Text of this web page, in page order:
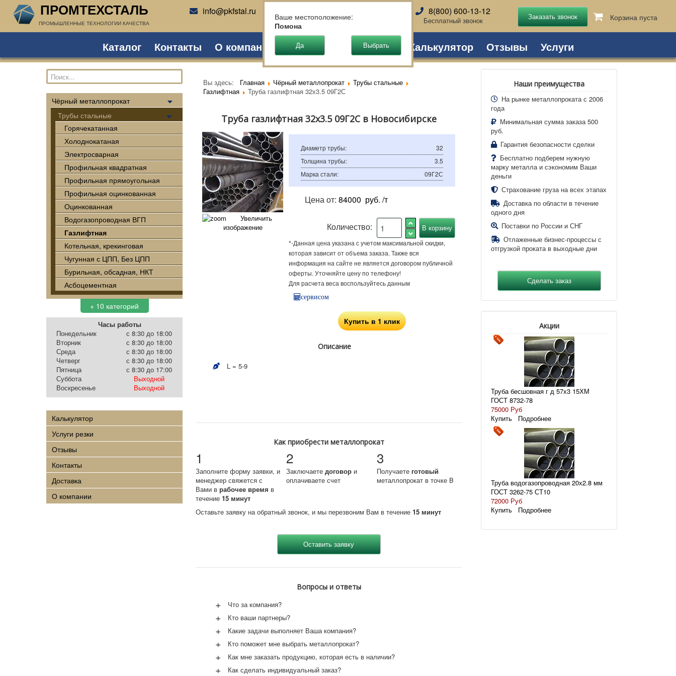
ПРОМТЕХСТАЛЬ
ПРОМЫШЛЕННЫЕ ТЕХНОЛОГИИ КАЧЕСТВА
info@pkfstal.ru 8(800) 600-13-12
Бесплатный звонок Корзина пуста
Каталог Контакты О компании Партнеры Доставка Калькулятор Отзывы Услуги
Чёрный металлопрокат
Трубы стальные
Горячекатанная
Холоднокатаная
Электросварная
Профильная квадратная
Профильная прямоугольная
Профильная оцинкованная
Оцинкованная
Водогазопроводная ВГП
Газлифтная
Котельная, крекинговая
Чугунная с ЦПП, Без ЦПП
Бурильная, обсадная, НКТ
Асбоцементная
+ 10 категорий
Часы работы
Понедельник
с 8:30 до 18:00
Вторник
с 8:30 до 18:00
Среда
с 8:30 до 18:00
Четверг
с 8:30 до 18:00
Пятница
с 8:30 до 17:00
Суббота
Выходной
Воскресенье
Выходной
Калькулятор
Услуги резки
Отзывы
Контакты
Доставка
О компании
Вы здесь: Главная Чёрный металлопрокат
Трубы стальные
Газлифтная
Труба газлифтная 32х3.5 09Г2С
Труба газлифтная 32х3.5 09Г2С в Новосибирске
Увеличить
изображение
Диаметр трубы:
32
Толщина трубы:
3.5
Марка стали: 09Г2С
Цена от: 84000 руб. /т
Количество:
*-Данная цена указана с учетом максимальной скидки,
которая зависит от объема заказа. Также вся
информация на сайте не является договором публичной
оферты. Уточняйте цену по телефону!
Для расчета веса воспользуйтесь данным
сервисом
Купить в 1 клик
Описание
L = 5-9
Как приобрести металлопрокат
1
Заполните форму заявки, и
менеджер свяжется с
Вами врабочее время в
течение15 минут
2
Заключаетедоговор и
оплачиваете счет
3
Получаете готовый
металлопрокат в точке B
Оставьте заявку на обратный звонок, и мы перезвоним Вам в течение15 минут
Вопросы и ответы
+ Что за компания?
+ Кто ваши партнеры?
+ Какие задачи выполняет Ваша компания?
+ Кто поможет мне выбрать металлопрокат?
+ Как мне заказать продукцию, которая есть в наличии?
+ Как сделать индивидуальный заказ?
Наши преимущества
На рынке металлопроката с 2006
года
Минимальная сумма заказа 500
руб.
Гарантия безопасности сделки
Бесплатно подберем нужную
марку металла и сэкономим Ваши
деньги
Страхование груза на всех этапах
Доставка по области в течение
одного дня
Поставки по России и СНГ
Отлаженные бизнес-процессы с
отгрузкой проката в выходные дни
Акции
Труба бесшовная г д 57х3 15ХМ
ГОСТ 8732-78
75000 Руб
Купить
Подробнее
Труба водогазопроводная 20х2.8 мм
ГОСТ 3262-75 СТ10
72000 Руб
Купить
Подробнее
Ваше местоположение:
Помона